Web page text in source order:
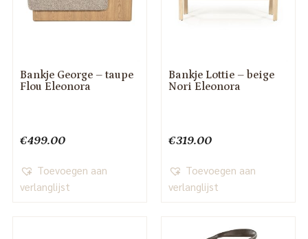
Bankje George – taupe
Flou Eleonora
€499.00
Toevoegen aan
verlanglijst
Bankje Lottie – beige
Nori Eleonora
€319.00
Toevoegen aan
verlanglijst